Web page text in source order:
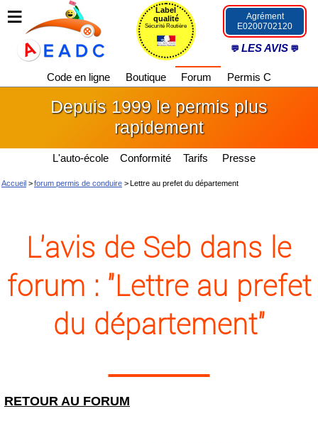
Label
qualité
Sécurité Routière
Agrément
E0200702120
LES AVIS
Code en ligne Boutique Forum Permis C
Depuis 1999 le permis plus
rapidement
L'auto-école Conformité Tarifs Presse
Accueil >forum permis de conduire >Lettre au prefet du département
L'avis de Seb dans le
forum : "Lettre au prefet
du département"
RETOUR AU FORUM